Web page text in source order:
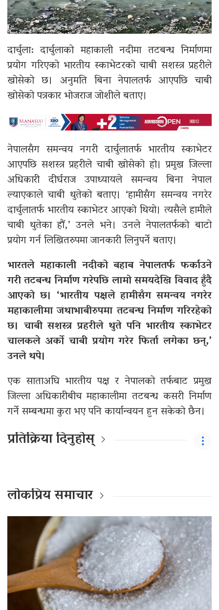
दार्चुला: दार्चुलाको महाकाली नदीमा तटबन्ध निर्माणमा
प्रयोग गरिएको भारतीय स्काभेटरको चाबी सशस्त्र प्रहरीले
खोसेको छ। अनुमति बिना नेपालतर्फ आएपछि चाबी
खोसेको पत्रकार भोजराज जोशीले बताए।
नेपालसँग समन्वय नगरी दार्चुलातर्फ भारतीय स्काभेटर
आएपछि सशस्त्र प्रहरीले चाबी खोसेको हो। प्रमुख जिल्ला
अधिकारी दीर्घराज उपाध्यायले समन्वय बिना नेपाल
ल्याएकाले चाबी थुतेको बताए। ‘हामीसँग समन्वय नगरेर
दार्चुलातर्फ भारतीय स्काभेटर आएको थियो। त्यसैले हामीले
चाबी थुतेका हौं,’ उनले भने। उनले नेपालतर्फको बाटो
प्रयोग गर्न लिखितरुपमा जानकारी लिनुपर्ने बताए।
भारतले महाकाली नदीको बहाब नेपालतर्फ फर्काउने
गरी तटबन्ध निर्माण गरेपछि लामो समयदेखि विवाद हुँदै
आएको छ। ‘भारतीय पक्षले हामीसँग समन्वय नगरेर
महाकालीमा जथाभाबीरुपमा तटबन्ध निर्माण गरिरहेको
छ। चाबी सशस्त्र प्रहरीले थुते पनि भारतीय स्काभेटर
चालकले अर्को चाबी प्रयोग गरेर फिर्ता लगेका छन्,’
उनले थपे।
एक साताअघि भारतीय पक्ष र नेपालको तर्फबाट प्रमुख
जिल्ला अधिकारीबीच महाकालीमा तटबन्ध कसरी निर्माण
गर्ने सम्बन्धमा कुरा भए पनि कार्यान्वयन हुन सकेको छैन।
प्रतिक्रिया दिनुहोस्
लोकप्रिय समाचार